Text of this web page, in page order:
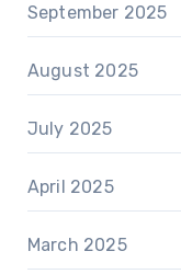
September 2025
August 2025
July 2025
April 2025
March 2025